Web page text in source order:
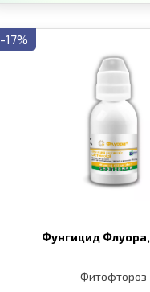
-17%
Фунгицид Флуора,
Фитофтороз